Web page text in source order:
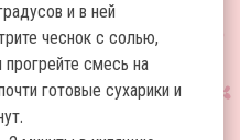
и в ней
чеснок с солью,
смесь на
готовые сухарики и